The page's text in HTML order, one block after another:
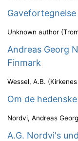
Gavefortegnelse
Unknown author (
Andreas Georg
Finmark
Wessel, A.B. (
Om de
Nordvi, Andreas Georg
A.G. Nordvi's